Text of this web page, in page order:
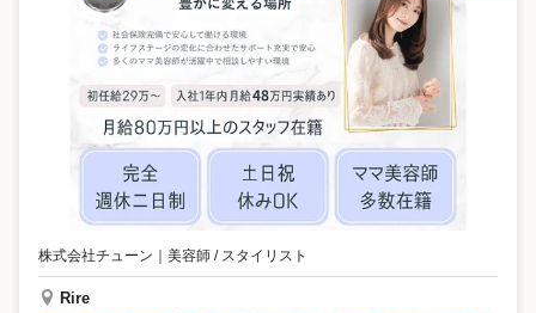
株式会社チューン ｜ 美容師 / スタイリスト
Rire